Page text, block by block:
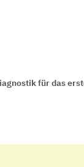
für das